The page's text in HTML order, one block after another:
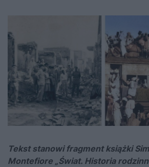
Tekst stanowi fragment książki
Montefiore „Świat. Historia